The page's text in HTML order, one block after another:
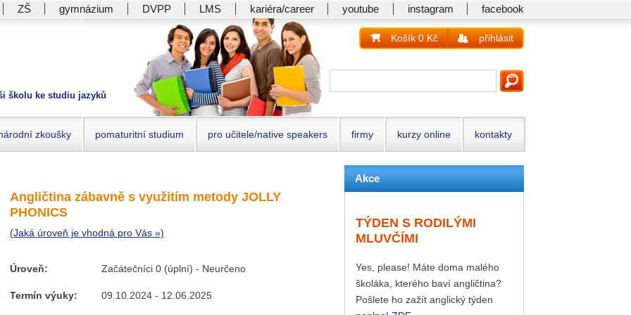
ZŠ gymnázium DVPP LMS kariéra/career youtube instagram facebook
školu ke studiu jazyků
Košík 0 Kč přihlásit
zkoušky pomaturitní studium pro učitele/native speakers firmy kurzy online kontakty
Angličtina zábavně s využitím metody JOLLY
PHONICS
(Jaká úroveň je vhodná pro Vás »)
Úroveň: Začátečníci 0 (úplní) - Neurčeno
Termín výuky: 09.10.2024 - 12.06.2025
Akce
TÝDEN S RODILÝMI
MLUVČÍMI
Yes, please! Máte doma malého
školáka, kterého baví angličtina?
Pošlete ho zažít anglický týden